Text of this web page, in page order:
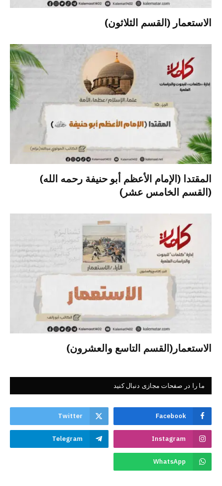
الاستعمار (القسم الثلاثون)
المقتدا (الإمام الأعظم أبو حنيفة رحمه الله)
(القسم الخامس عشر)
الاستعمار(القسم التاسع والعشرون)
ما را در صفحات مجازی دنبال کنید
Facebook
Twitter
Instagram
Telegram
WhatsApp